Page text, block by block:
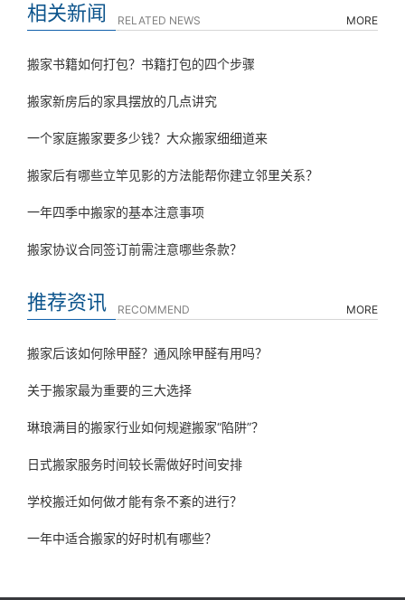
相关新闻 RELATED NEWS MORE
搬家书籍如何打包？书籍打包的四个步骤
搬家新房后的家具摆放的几点讲究
一个家庭搬家要多少钱？大众搬家细细道来
搬家后有哪些立竿见影的方法能帮你建立邻里关系？
一年四季中搬家的基本注意事项
搬家协议合同签订前需注意哪些条款？
推荐资讯 RECOMMEND MORE
搬家后该如何除甲醛？通风除甲醛有用吗？
关于搬家最为重要的三大选择
琳琅满目的搬家行业如何规避搬家“陷阱”？
日式搬家服务时间较长需做好时间安排
学校搬迁如何做才能有条不紊的进行？
一年中适合搬家的好时机有哪些？